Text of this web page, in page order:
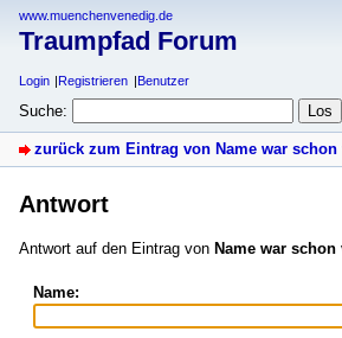
www.muenchenvenedig.de
Traumpfad Forum
Login Registrieren Benutzer
Suche:
zurück zum Eintrag von Name war schon
Antwort
Antwort auf den Eintrag von Name war schon
Name: